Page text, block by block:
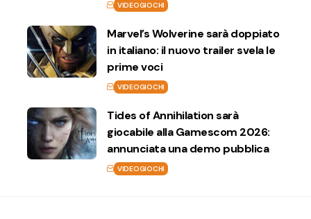
VIDEOGIOCHI
Marvel’s Wolverine sarà doppiato
in italiano: il nuovo trailer svela le
prime voci
VIDEOGIOCHI
Tides of Annihilation sarà
giocabile alla Gamescom 2026:
annunciata una demo pubblica
VIDEOGIOCHI